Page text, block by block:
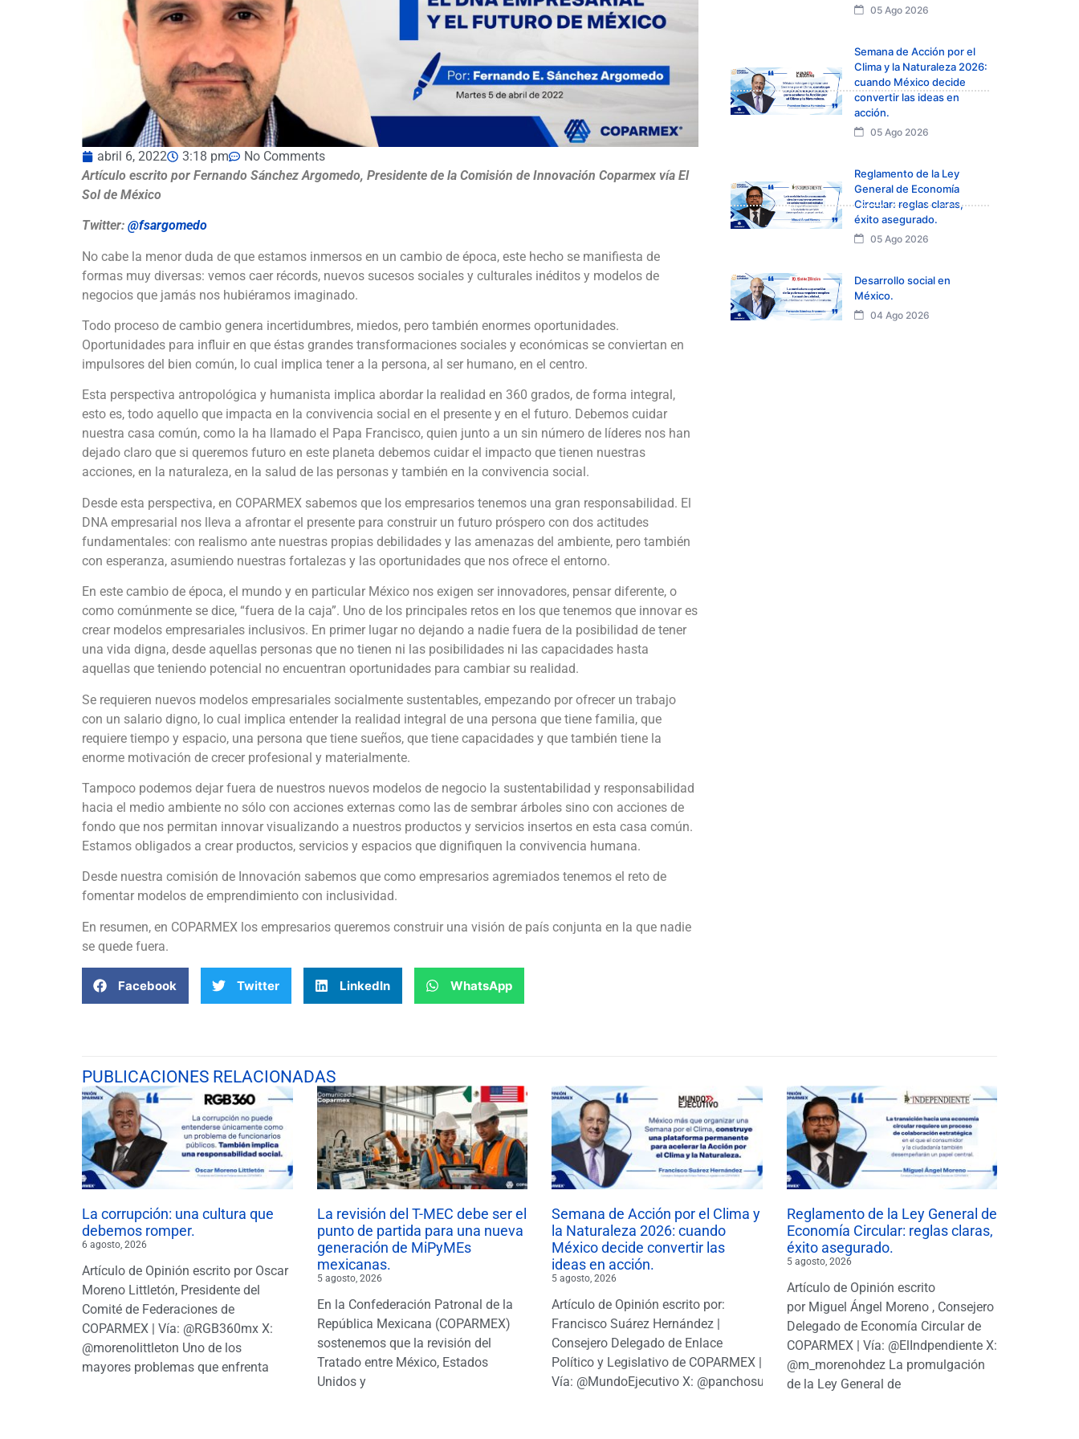
abril 6, 2022 3:18 pm
No Comments
Artículo escrito por Fernando Sánchez Argomedo, Presidente de la Comisión de Innovación Coparmex vía El
Sol de México
Twitter: @fsargomedo
No cabe la menor duda de que estamos inmersos en un cambio de época, este hecho se manifiesta de
formas muy diversas: vemos caer récords, nuevos sucesos sociales y culturales inéditos y modelos de
negocios que jamás nos hubiéramos imaginado.
Todo proceso de cambio genera incertidumbres, miedos, pero también enormes oportunidades.
Oportunidades para influir en que éstas grandes transformaciones sociales y económicas se conviertan en
impulsores del bien común, lo cual implica tener a la persona, al ser humano, en el centro.
Esta perspectiva antropológica y humanista implica abordar la realidad en 360 grados, de forma integral,
esto es, todo aquello que impacta en la convivencia social en el presente y en el futuro. Debemos cuidar
nuestra casa común, como la ha llamado el Papa Francisco, quien junto a un sin número de líderes nos han
dejado claro que si queremos futuro en este planeta debemos cuidar el impacto que tienen nuestras
acciones, en la naturaleza, en la salud de las personas y también en la convivencia social.
Desde esta perspectiva, en COPARMEX sabemos que los empresarios tenemos una gran responsabilidad. El
DNA empresarial nos lleva a afrontar el presente para construir un futuro próspero con dos actitudes
fundamentales: con realismo ante nuestras propias debilidades y las amenazas del ambiente, pero también
con esperanza, asumiendo nuestras fortalezas y las oportunidades que nos ofrece el entorno.
En este cambio de época, el mundo y en particular México nos exigen ser innovadores, pensar diferente, o
como comúnmente se dice, “fuera de la caja”. Uno de los principales retos en los que tenemos que innovar es
crear modelos empresariales inclusivos. En primer lugar no dejando a nadie fuera de la posibilidad de tener
una vida digna, desde aquellas personas que no tienen ni las posibilidades ni las capacidades hasta
aquellas que teniendo potencial no encuentran oportunidades para cambiar su realidad.
Se requieren nuevos modelos empresariales socialmente sustentables, empezando por ofrecer un trabajo
con un salario digno, lo cual implica entender la realidad integral de una persona que tiene familia, que
requiere tiempo y espacio, una persona que tiene sueños, que tiene capacidades y que también tiene la
enorme motivación de crecer profesional y materialmente.
Tampoco podemos dejar fuera de nuestros nuevos modelos de negocio la sustentabilidad y responsabilidad
hacia el medio ambiente no sólo con acciones externas como las de sembrar árboles sino con acciones de
fondo que nos permitan innovar visualizando a nuestros productos y servicios insertos en esta casa común.
Estamos obligados a crear productos, servicios y espacios que dignifiquen la convivencia humana.
Desde nuestra comisión de Innovación sabemos que como empresarios agremiados tenemos el reto de
fomentar modelos de emprendimiento con inclusividad.
En resumen, en COPARMEX los empresarios queremos construir una visión de país conjunta en la que nadie
se quede fuera.
Facebook Twitter LinkedIn WhatsApp
05 Ago 2026
Semana de Acción por el
Clima y la Naturaleza 2026:
cuando México decide
convertir las ideas en
acción.
05 Ago 2026
Reglamento de la Ley
General de Economía
Circular: reglas claras,
éxito asegurado.
05 Ago 2026
Desarrollo social en
México.
04 Ago 2026
PUBLICACIONES RELACIONADAS
La corrupción: una cultura que
debemos romper.
6 agosto, 2026
Artículo de Opinión escrito por Oscar
Moreno Littletón, Presidente del
Comité de Federaciones de
COPARMEX | Vía: @RGB360mx X:
@morenolittleton Uno de los
mayores problemas que enfrenta
La revisión del T-MEC debe ser el
punto de partida para una nueva
generación de MiPyMEs
mexicanas.
5 agosto, 2026
En la Confederación Patronal de la
República Mexicana (COPARMEX)
sostenemos que la revisión del
Tratado entre México, Estados
Unidos y
Semana de Acción por el Clima y
la Naturaleza 2026: cuando
México decide convertir las
ideas en acción.
5 agosto, 2026
Artículo de Opinión escrito por:
Francisco Suárez Hernández |
Consejero Delegado de Enlace
Político y Legislativo de COPARMEX |
Vía: @MundoEjecutivo X: @panchosuarezh
Reglamento de la Ley General de
Economía Circular: reglas claras,
éxito asegurado.
5 agosto, 2026
Artículo de Opinión escrito
por Miguel Ángel Moreno , Consejero
Delegado de Economía Circular de
COPARMEX | Vía: @ElIndpendiente X:
@m_morenohdez La promulgación
de la Ley General de